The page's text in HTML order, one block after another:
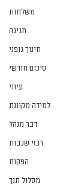
משלחות
חגיגה
חינוך גופני
סיכום חודשי
עיוני
למידה מקוונת
דבר מנהל
רכזי שכבות
הפקות
מסלול תנך